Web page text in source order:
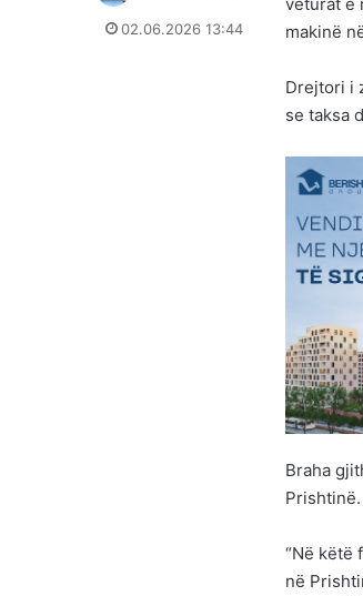
makinë
Drejtori i
se taksa
Braha
Prishtinë.
“Në këtë
në
02.06.2026 13:44